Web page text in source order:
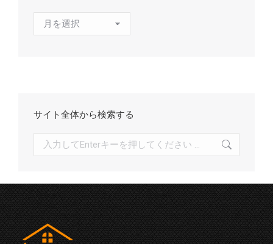
サイト全体から検索する